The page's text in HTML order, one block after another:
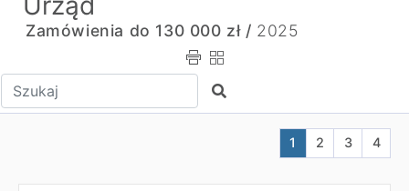
Zamówienia do 130 000 zł / 2025
Wpisz tekst do wyszukania Szukaj
Aktualna strona nr
1 Przejdź do
2 Przejdź
3 4